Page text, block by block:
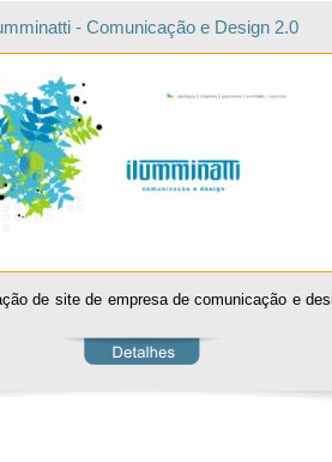
- Comunicação e Design 2.0
de site de empresa de comunicação e